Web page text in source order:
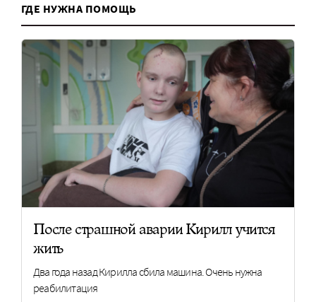
ГДЕ НУЖНА ПОМОЩЬ
После страшной аварии Кирилл учится
жить
Два года назад Кирилла сбила машина. Очень нужна
реабилитация